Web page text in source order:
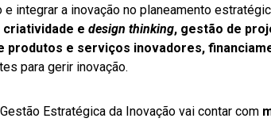
e integrar a inovação no planeamento
e design thinking, gestão de
produtos e serviços inovadores,
para gerir inovação.
Estratégica da Inovação vai contar com